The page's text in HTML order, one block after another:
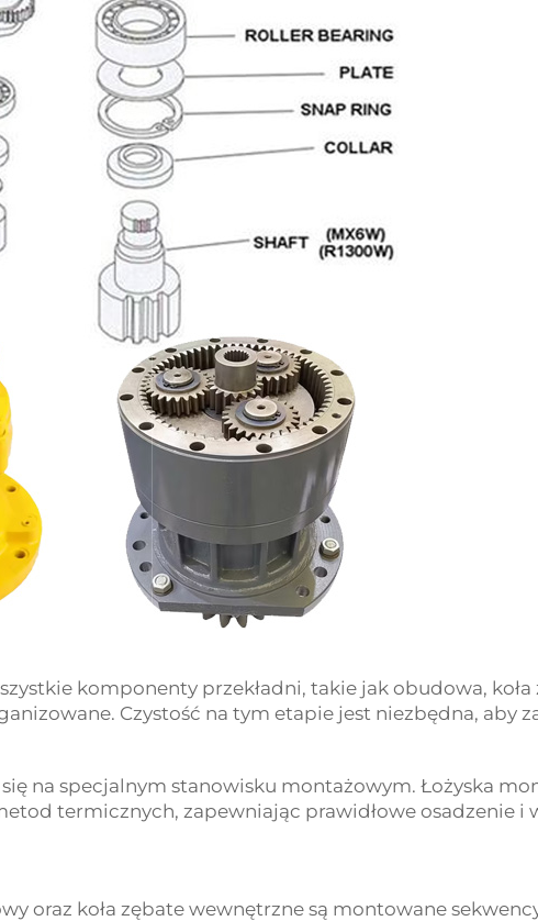
komponenty przekładni, takie jak obudowa, koła
Czystość na tym etapie jest niezbędna, aby
na specjalnym stanowisku montażowym. Łożyska
termicznych, zapewniając prawidłowe osadzenie i
oraz koła zębate wewnętrzne są montowane